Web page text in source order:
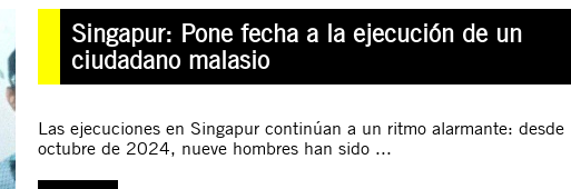
Singapur: Pone fecha a la ejecución de un
ciudadano malasio
Las ejecuciones en Singapur continúan a un ritmo alarmante: desde
octubre de 2024, nueve hombres han sido ...